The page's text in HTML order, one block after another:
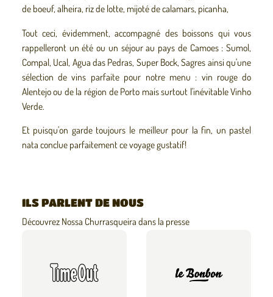
de boeuf, alheira, riz de lotte, mijoté de calamars, picanha,
Tout ceci, évidemment, accompagné des boissons qui vous
rappelleront un été ou un séjour au pays de Camoes : Sumol,
Compal, Ucal, Agua das Pedras, Super Bock, Sagres ainsi qu'une
sélection de vins parfaite pour notre menu : vin rouge do
Alentejo ou de la région de Porto mais surtout l'inévitable Vinho
Verde.
Et puisqu'on garde toujours le meilleur pour la fin, un pastel
nata conclue parfaitement ce voyage gustatif!
ILS PARLENT DE NOUS
Découvrez Nossa Churrasqueira dans la presse